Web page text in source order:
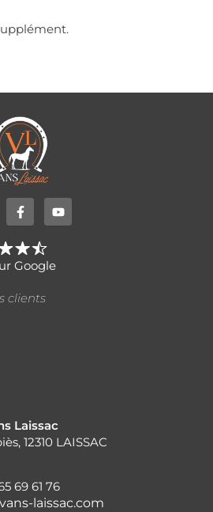
Google
clients
Laissac
12310 LAISSAC
69 61 76
laissac.com